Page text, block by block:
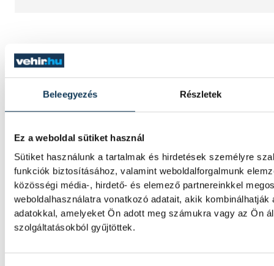
Beleegyezés Részletek
Ez a weboldal sütiket használ
Sütiket használunk a tartalmak és hirdetések személyre
funkciók biztosításához, valamint weboldalforgalmunk
közösségi média-, hirdető- és elemező partnereinkkel
weboldalhasználatra vonatkozó adatait, akik
adatokkal, amelyeket Ön adott meg számukra vagy az Ön
szolgáltatásokból gyűjtöttek.
SPORT
A Ferencváros egygólos
szenvedett a Real Madridtól
A Ferencvárosi TC labdarúgócsapata 2-1-
szombaton a Real Madridtól barátságos
Groupama Arénában.
A korai piros lap